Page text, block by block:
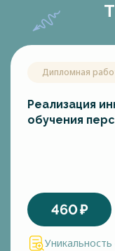
Дипломная
Реализация
обучения
460₽
Уникальность